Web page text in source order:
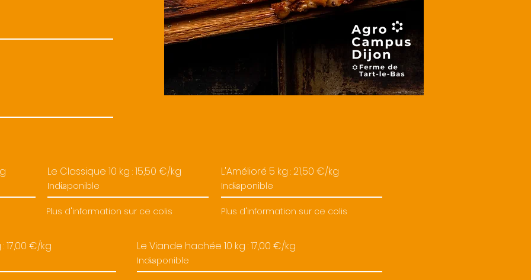
Le Classique 10 kg : 15,50 €/kg
Plus d'information sur ce colis
L'Amélioré 5 kg : 21,50 €/kg
Plus d'information sur ce colis
17,00 €/kg Le Viande hachée 10 kg : 17,00 €/kg